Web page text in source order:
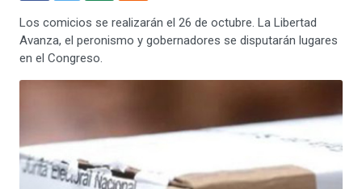
Los comicios se realizarán el 26 de octubre. La Libertad
Avanza, el peronismo y gobernadores se disputarán lugares
en el Congreso.